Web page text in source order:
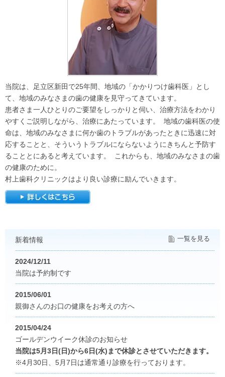
当院は、足立区新田で25年間、地域の「かかりつけ歯科医」とし
て、地域のみなさまの歯の健康を見守ってきています。
患者さま一人ひとりのご要望をしっかりと伺い、治療方法をわかり
やすくご説明しながら、治療にあたっています。  地域の歯科医の使
命は、地域のみなさまに何か歯のトラブルがあったときに迅速に対
応することと、そういうトラブルにならないようにきちんと予防す
ることとにあると考えています。  これからも、地域のみなさまの歯
の健康のために。
村上歯科クリニックはより良い診療に励んでいきます。
新着情報 一覧を見る
2024/12/11
当院は予約制です
2015/06/01
親御さんのお口の健康をお考えの方へ
2015/04/24
ゴールデンウイーク休診のお知らせ
当院は5月3日(日)から6日(水)まで休診とさせていただきます。
※4月30日、5月7日は通常通り診療を行っております。